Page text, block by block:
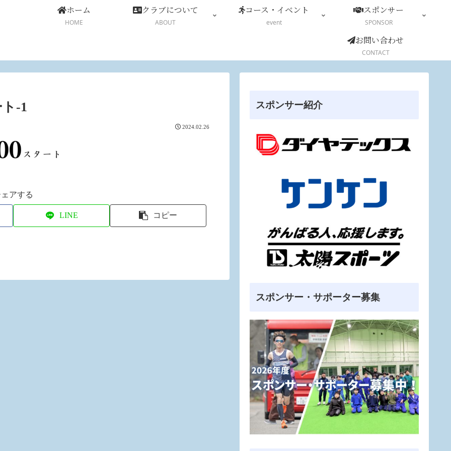
ホーム
HOME
クラブについて
ABOUT
コース・イベント
event
スポンサー
SPONSOR
お問い合わせ
CONTACT
-1
2024.02.26
ェアする
LINE コピー
スポンサー紹介
スポンサー・サポーター募集